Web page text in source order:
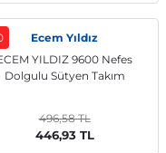
Ecem Yıldız
YILDIZ 9600 Nefes
Dolgulu Sütyen Takım
496,58 TL
446,93 TL